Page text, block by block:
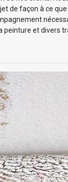
de façon à ce
peinture et divers